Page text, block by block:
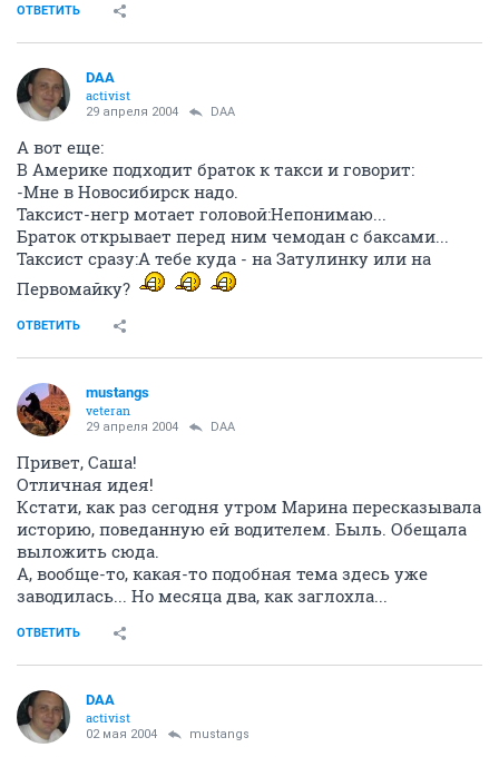
ОТВЕТИТЬ
DAA
activist
29 апреля 2004 DAA
А вот еще:
В Америке подходит браток к такси и говорит:
-Мне в Новосибирск надо.
Таксист-негр мотает головой:Непонимаю...
Браток открывает перед ним чемодан с баксами...
Таксист сразу:А тебе куда - на Затулинку или на
Первомайку?
ОТВЕТИТЬ
mustangs
veteran
29 апреля 2004 DAA
Привет, Саша!
Отличная идея!
Кстати, как раз сегодня утром Марина пересказывала
историю, поведанную ей водителем. Быль. Обещала
выложить сюда.
А, вообще-то, какая-то подобная тема здесь уже
заводилась... Но месяца два, как заглохла...
ОТВЕТИТЬ
DAA
activist
02 мая 2004 mustangs